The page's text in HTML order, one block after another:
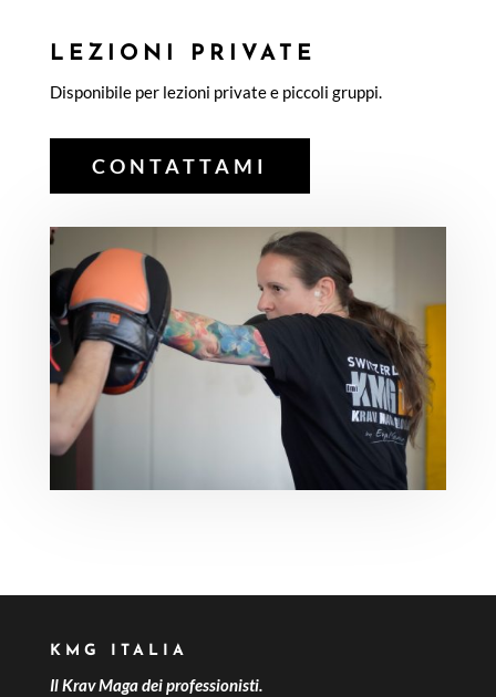
LEZIONI PRIVATE
Disponibile per lezioni private e piccoli gruppi.
CONTATTAMI
KMG ITALIA
Il Krav Maga dei professionisti.